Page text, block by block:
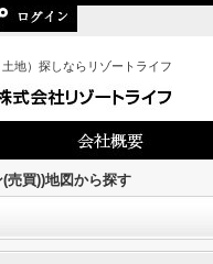
地）探しならリゾートライフ
売買))地図から探す